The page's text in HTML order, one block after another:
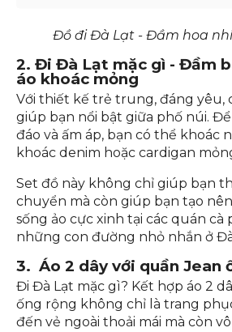
Đồ đi Đà Lạt - Đầm hoa
2. Đi Đà Lạt mặc gì - Đầm
áo khoác mỏng
Với thiết kế trẻ trung, đáng yêu,
giúp bạn nổi bật giữa phố núi.
đáo và ấm áp, bạn có thể khoác
khoác denim hoặc cardigan
Set đồ này không chỉ giúp bạn
chuyển mà còn giúp bạn tạo
sống ảo cực xinh tại các quán cà
những con đường nhỏ nhắn ở
3. Áo 2 dây với quần Jean